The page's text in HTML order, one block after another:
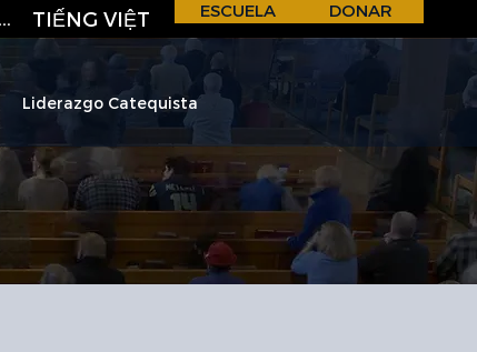
REGISTRO DE CORREO ELECTRÓNICO TIẾNG VIỆT ESCUELA DONAR
&
Liderazgo Catequista